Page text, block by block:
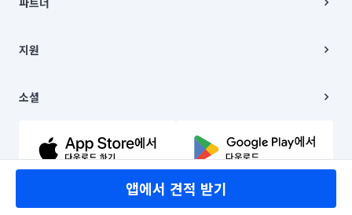
앱에서 견적 받기
컨택센터 : 서울특별시 종로구 수송동 율곡로 24, 7층, 8층 미소
상품, 상품정보, 거래에 관한 의무와 책임은 거래당사자에게 있습니다.
언론 보도 관련 문의:
© 유한회사 미소. Miso, Inc. All Rights Reserved.
이사
지원
이용약관
문의하기
소셜
유튜브